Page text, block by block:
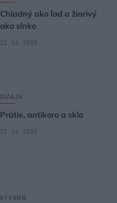
Chladný ako ľad a žiarivý
ako slnko
22. 06. 2005
DIZAJN
Prútie, antikoro a sklo
22. 06. 2005
BÝVANIE